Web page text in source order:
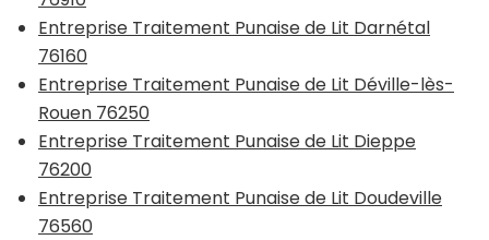
Entreprise Traitement Punaise de Lit Darnétal
76160
Entreprise Traitement Punaise de Lit Déville-lès-
Rouen 76250
Entreprise Traitement Punaise de Lit Dieppe
76200
Entreprise Traitement Punaise de Lit Doudeville
76560